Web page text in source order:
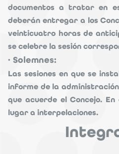
documentos a tratar en
deberán entregar a los
veinticuatro horas de
se celebre la sesión
· Solemnes:
Las sesiones en que se
informe de la
que acuerde el Concejo.
lugar a interpelaciones.